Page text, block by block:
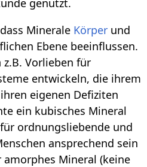
genutzt.
Minerale Körper und
Ebene beeinflussen.
z.B. Vorlieben für
entwickeln, die ihrem
eigenen Defiziten
ein kubisches Mineral
ordnungsliebende und
ansprechend sein
Mineral (keine